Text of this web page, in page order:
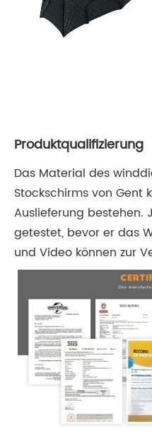
Produktqualifizierung
Das Material des
Stockschirms von Gent
Auslieferung bestehen.
getestet, bevor er das
und Video können zur